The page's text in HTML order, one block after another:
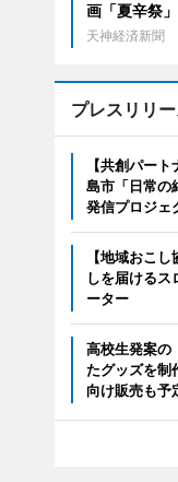
画「夏辛祭
天神経済新聞
プレスリリ
【共創パー
島市「日常の
発信プロジェ
【地域おこ
しを届けるス
ーター
高校生発案の
たグッズを
向け販売も予